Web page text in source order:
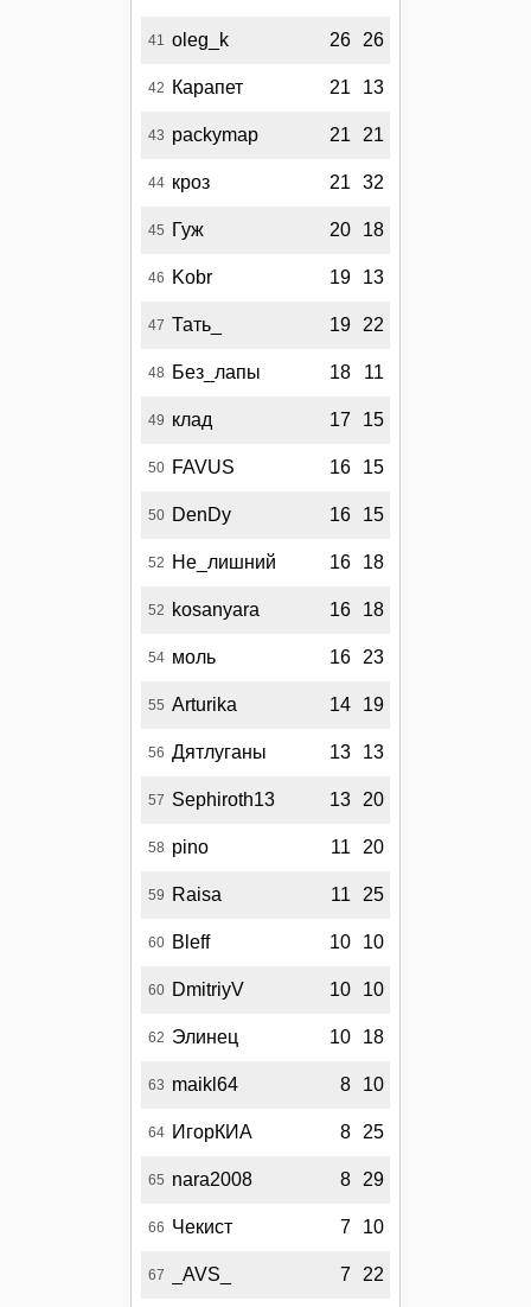
41 oleg_k 26 26
42 Карапет 21 13
43 packymap 21 21
44 кроз 21 32
45 Гуж 20 18
46 Kobr 19 13
47 Тать_ 19 22
48 Без_лапы 18 11
49 клад 17 15
50 FAVUS 16 15
50 DenDy 16 15
52 Не_лишний 16 18
52 kosanyara 16 18
54 моль 16 23
55 Arturika 14 19
56 Дятлуганы 13 13
57 Sephiroth13 13 20
58 pino 11 20
59 Raisa 11 25
60 Bleff 10 10
60 DmitriyV 10 10
62 Элинец 10 18
63 maikl64 8 10
64 ИгорКИА 8 25
65 nara2008 8 29
66 Чекист 7 10
67 _AVS_ 7 22